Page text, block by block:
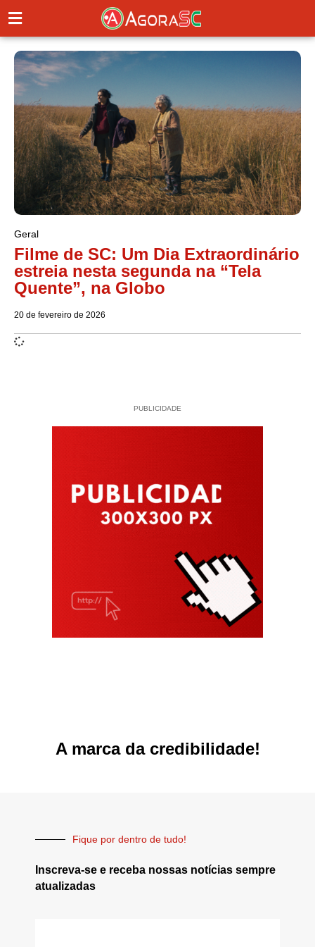
Geral
Filme de SC: Um Dia Extraordinário
estreia nesta segunda na “Tela
Quente”, na Globo
20 de fevereiro de 2026
PUBLICIDADE
A marca da credibilidade!
Fique por dentro de tudo!
Inscreva-se e receba nossas notícias sempre
atualizadas